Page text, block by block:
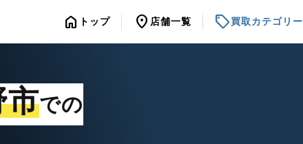
home トップ location_on 店舗一覧 sell買取カテゴリー
市での